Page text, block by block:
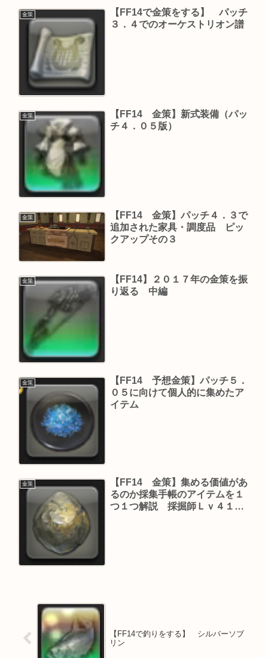
金策
【FF14で金策をする】 パッチ
３．４でのオーケストリオン譜
金策
【FF14 金策】新式装備（パッ
チ４．０５版）
金策
【FF14 金策】パッチ４．３で
追加された家具・調度品 ピッ
クアップその３
金策
【FF14】２０１７年の金策を振
り返る 中編
金策
【FF14 予想金策】パッチ５．
０５に向けて個人的に集めたア
イテム
金策
【FF14 金策】集める価値があ
るのか採集手帳のアイテムを１
つ１つ解説 採掘師Ｌｖ４１～
【FF14で釣りをする】 シルバーソブ
リン